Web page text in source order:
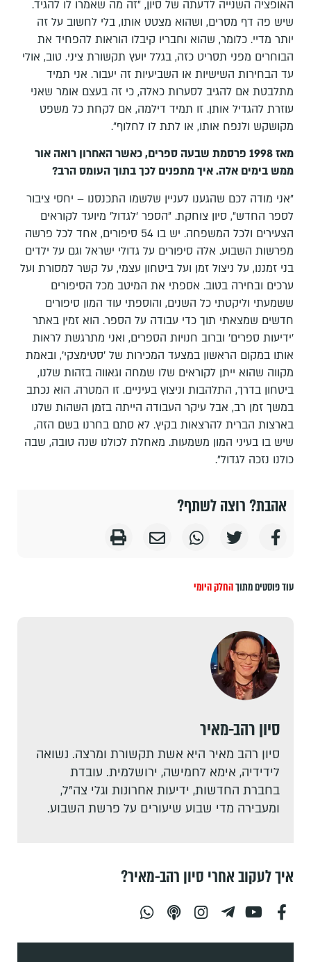
האופציה השנייה לדעתה של סיון, ״זה מה שאמרו לו להגיד.
שיש פה דף מסרים, ושהוא מצטט אותו, בלי לחשוב על זה
יותר מדיי. כלומר, שהוא וחבריו קיבלו הוראות להפחיד את
הבוחרים מפני תסריט כזה, בגלל יועץ תקשורת ציני. טוב, אולי
עד הבחירות השישיות או השביעיות זה יעבור. אני תמיד
מתלבטת אם להגיב לסערות כאלה, כי זה בעצם אומר שאני
עוזרת להגדיל אותן. זו תמיד דילמה, אם לקחת כל משפט
מקושקש ולנפח אותו, או לתת לו לחלוף״.
מאז 1998 פרסמת שבעה ספרים, כאשר האחרון רואה אור
ממש בימים אלה. איך מתפנים לכך בתוך העומס הרב?
״אני מודה לכם שהגענו לעניין שלשמו התכנסנו – יחסי ציבור
לספר החדש״, סיון צוחקת. ״הספר ׳לגדול׳ מיועד לקוראים
הצעירים ולכל המשפחה. יש בו 54 סיפורים, אחד לכל פרשה
מפרשות השבוע. אלה סיפורים על גדולי ישראל וגם על ילדים
בני זמננו, על ניצול זמן ועל ביטחון עצמי, על קשר למסורת ועל
ערכים ובחירה בטוב. אספתי את המיטב מכל הסיפורים
ששמעתי וליקטתי כל השנים, והוספתי עוד המון סיפורים
חדשים שמצאתי תוך כדי עבודה על הספר. הוא זמין באתר
׳ידיעות ספרים׳ וברוב חנויות הספרים, ואני מתרגשת לראות
אותו במקום הראשון במצעד המכירות של ׳סטימצקי׳, ובאמת
מקווה שהוא ייתן לקוראים שלו שמחה וגאווה בזהות שלנו,
ביטחון בדרך, התלהבות וניצוץ בעיניים. זו המטרה. הוא נכתב
במשך זמן רב, אבל עיקר העבודה הייתה בזמן השהות שלנו
בארצות הברית להרצאות בקיץ. לא סתם בחרנו בשם הזה,
שיש בו בעיני המון משמעות. מאחלת לכולנו שנה טובה, שבה
כולנו נזכה לגדול״.
אהבת? רוצה לשתף?
עוד פוסטים מתוךהחלק היומי
סיון רהב-מאיר
סיון רהב מאיר היא אשת תקשורת ומרצה. נשואה
לידידיה, אימא לחמישה, ירושלמית. עובדת
בחברת החדשות, ידיעות אחרונות וגלי צה"ל,
ומעבירה מדי שבוע שיעורים על פרשת השבוע.
איך לעקוב אחרי סיון רהב-מאיר?